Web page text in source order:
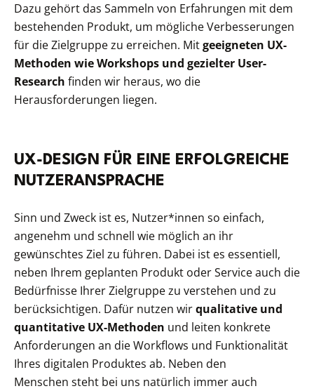
Dazu gehört das Sammeln von Erfahrungen mit dem
bestehenden Produkt, um mögliche Verbesserungen
für die Zielgruppe zu erreichen. Mitgeeigneten UX-
Methoden wie Workshops und gezielter User-
Research finden wir heraus, wo die
Herausforderungen liegen.
UX-DESIGN FÜR EINE ERFOLGREICHE
NUTZERANSPRACHE
Sinn und Zweck ist es, Nutzer*innen so einfach,
angenehm und schnell wie möglich an ihr
gewünschtes Ziel zu führen. Dabei ist es essentiell,
neben Ihrem geplanten Produkt oder Service auch die
Bedürfnisse Ihrer Zielgruppe zu verstehen und zu
berücksichtigen. Dafür nutzen wirqualitative und
quantitative UX-Methoden und leiten konkrete
Anforderungen an die Workflows und Funktionalität
Ihres digitalen Produktes ab. Neben den
Menschen steht bei uns natürlich immer auch